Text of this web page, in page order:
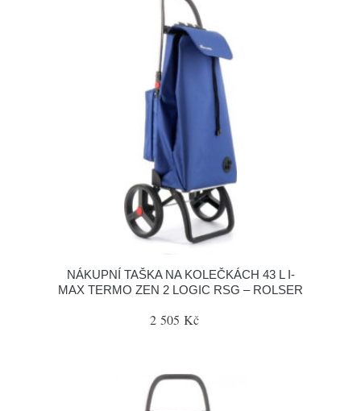
NÁKUPNÍ TAŠKA NA KOLEČKÁCH 43 L I-
MAX TERMO ZEN 2 LOGIC RSG – ROLSER
2 505 Kč